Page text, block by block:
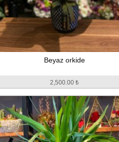
Beyaz orkide
2,500.00 ₺